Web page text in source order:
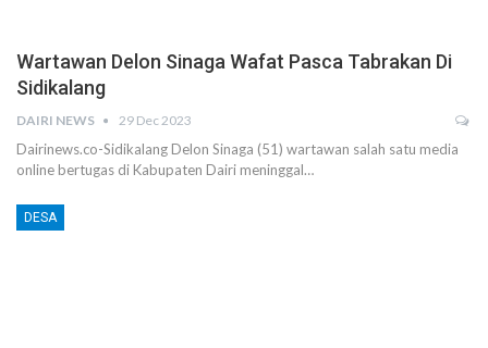
Wartawan Delon Sinaga Wafat Pasca Tabrakan Di
Sidikalang
DAIRI NEWS 29 Dec 2023
Dairinews.co-Sidikalang Delon Sinaga (51) wartawan salah satu media
online bertugas di Kabupaten Dairi meninggal…
DESA